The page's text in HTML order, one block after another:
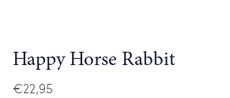
Happy Horse Rabbit
€22,95